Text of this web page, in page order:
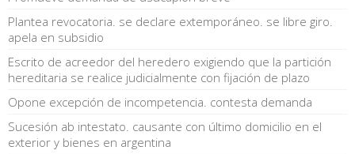
Plantea revocatoria. se declare extemporáneo. se libre giro.
apela en subsidio
Escrito de acreedor del heredero exigiendo que la partición
hereditaria se realice judicialmente con fijación de plazo
Opone excepción de incompetencia. contesta demanda
Sucesión ab intestato. causante con último domicilio en el
exterior y bienes en argentina